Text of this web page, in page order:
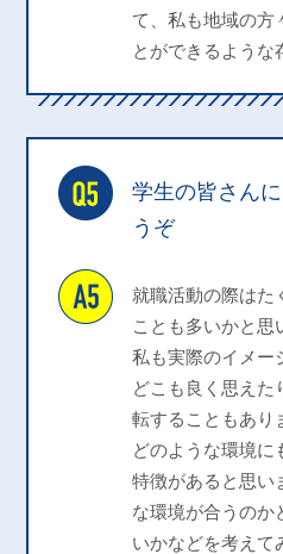
て、私も地域の方
とができるような
学生の皆さん
うぞ
就職活動の際はた
ことも多いかと思
私も実際のイメー
どこも良く思えた
転することもあり
どのような環境に
特徴があると思い
な環境が合うのか
いかなどを考えて